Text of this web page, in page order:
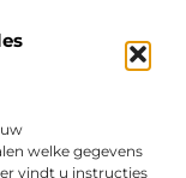
welke gegevens
vindt u instructies